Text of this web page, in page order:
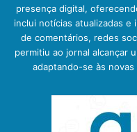
presença digital,
inclui notícias atualizadas
de comentários, redes
permitiu ao jornal alcançar
adaptando-se às